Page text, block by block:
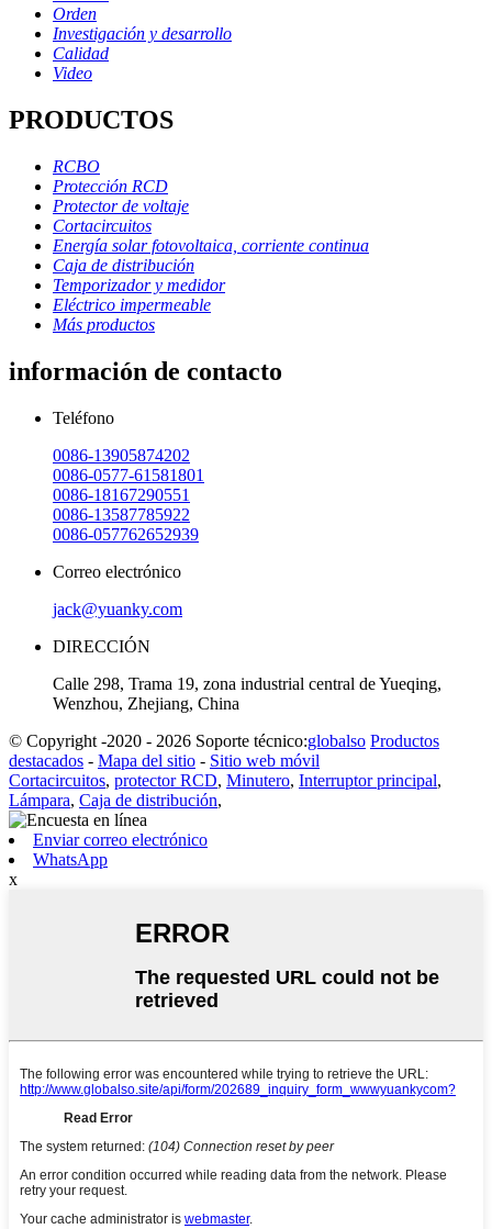
Orden
Investigación y desarrollo
Calidad
Video
PRODUCTOS
RCBO
Protección RCD
Protector de voltaje
Cortacircuitos
Energía solar fotovoltaica, corriente continua
Caja de distribución
Temporizador y medidor
Eléctrico impermeable
Más productos
información de contacto
Teléfono
0086-13905874202
0086-0577-61581801
0086-18167290551
0086-13587785922
0086-057762652939
Correo electrónico
jack@yuanky.com
DIRECCIÓN
Calle 298, Trama 19, zona industrial central de Yueqing,
Wenzhou, Zhejiang, China
© Copyright -2020 - 2026 Soporte técnico:globalso Productos
destacados - Mapa del sitio - Sitio web móvil
Cortacircuitos, protector RCD, Minutero, Interruptor principal,
Lámpara, Caja de distribución,
Enviar correo electrónico
WhatsApp
x